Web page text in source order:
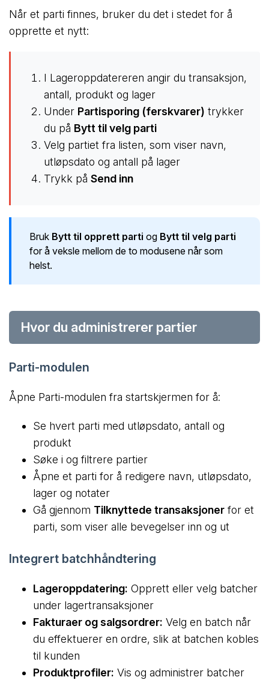
Når et parti finnes, bruker du det i stedet for å
opprette et nytt:
I Lageroppdatereren angir du transaksjon,
antall, produkt og lager
Under Partisporing (ferskvarer) trykker
du på Bytt til velg parti
Velg partiet fra listen, som viser navn,
utløpsdato og antall på lager
Trykk på Send inn
Bruk Bytt til opprett parti og Bytt til velg parti
for å veksle mellom de to modusene når som
helst.
Hvor du administrerer partier
Parti-modulen
Åpne Parti-modulen fra startskjermen for å:
Se hvert parti med utløpsdato, antall og
produkt
Søke i og filtrere partier
Åpne et parti for å redigere navn, utløpsdato,
lager og notater
Gå gjennom Tilknyttede transaksjoner for et
parti, som viser alle bevegelser inn og ut
Integrert batchhåndtering
Lageroppdatering: Opprett eller velg batcher
under lagertransaksjoner
Fakturaer og salgsordrer: Velg en batch når
du effektuerer en ordre, slik at batchen kobles
til kunden
Produktprofiler: Vis og administrer batcher